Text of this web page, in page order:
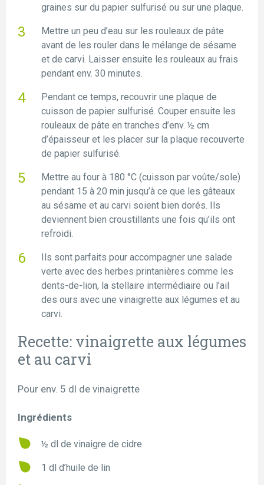
graines sur du papier sulfurisé ou sur une plaque.
Mettre un peu d’eau sur les rouleaux de pâte
avant de les rouler dans le mélange de sésame
et de carvi. Laisser ensuite les rouleaux au frais
pendant env. 30 minutes.
Pendant ce temps, recouvrir une plaque de
cuisson de papier sulfurisé. Couper ensuite les
rouleaux de pâte en tranches d’env. ½ cm
d’épaisseur et les placer sur la plaque recouverte
de papier sulfurisé.
Mettre au four à 180 °C (cuisson par voûte/sole)
pendant 15 à 20 min jusqu’à ce que les gâteaux
au sésame et au carvi soient bien dorés. Ils
deviennent bien croustillants une fois qu’ils ont
refroidi.
Ils sont parfaits pour accompagner une salade
verte avec des herbes printanières comme les
dents-de-lion, la stellaire intermédiaire ou l’ail
des ours avec une vinaigrette aux légumes et au
carvi.
Recette: vinaigrette aux légumes
et au carvi
Pour env. 5 dl de vinaigrette
Ingrédients
½ dl de vinaigre de cidre
1 dl d’huile de lin